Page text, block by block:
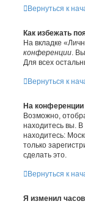
Вернуться к
Как избежать
На вкладке
конференции .
Для всех
Вернуться к
На
Возможно,
находитесь вы. В
находитесь:
только
сделать это.
Вернуться к
Я изменил